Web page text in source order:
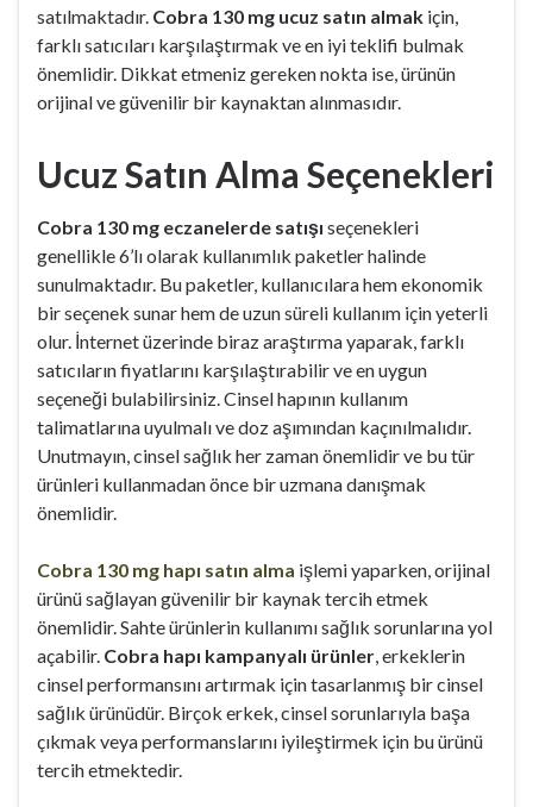
satılmaktadır. Cobra 130 mg ucuz satın almak için,
farklı satıcıları karşılaştırmak ve en iyi teklifi bulmak
önemlidir. Dikkat etmeniz gereken nokta ise, ürünün
orijinal ve güvenilir bir kaynaktan alınmasıdır.
Ucuz Satın Alma Seçenekleri
Cobra 130 mg eczanelerde satışı seçenekleri
genellikle 6’lı olarak kullanımlık paketler halinde
sunulmaktadır. Bu paketler, kullanıcılara hem ekonomik
bir seçenek sunar hem de uzun süreli kullanım için yeterli
olur. İnternet üzerinde biraz araştırma yaparak, farklı
satıcıların fiyatlarını karşılaştırabilir ve en uygun
seçeneği bulabilirsiniz. Cinsel hapının kullanım
talimatlarına uyulmalı ve doz aşımından kaçınılmalıdır.
Unutmayın, cinsel sağlık her zaman önemlidir ve bu tür
ürünleri kullanmadan önce bir uzmana danışmak
önemlidir.
Cobra 130 mg hapı satın alma işlemi yaparken, orijinal
ürünü sağlayan güvenilir bir kaynak tercih etmek
önemlidir. Sahte ürünlerin kullanımı sağlık sorunlarına yol
açabilir. Cobra hapı kampanyalı ürünler , erkeklerin
cinsel performansını artırmak için tasarlanmış bir cinsel
sağlık ürünüdür. Birçok erkek, cinsel sorunlarıyla başa
çıkmak veya performanslarını iyileştirmek için bu ürünü
tercih etmektedir.